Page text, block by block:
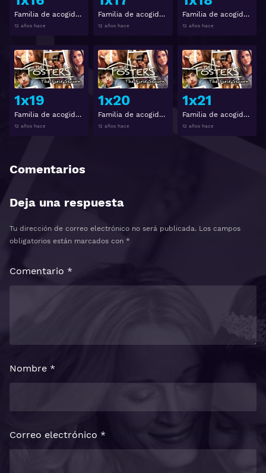
Familia de acogida Temporada 1 Capitulo 16
12 años hace
Familia de acogida Temporada 1 Capitulo 17
12 años hace
Familia de acogida Temporada 1 Capitulo 18
12 años hace
1x19
Familia de acogida Temporada 1 Capitulo 19
12 años hace
Ver
1x20
Familia de acogida Temporada 1 Capitulo 20
12 años hace
Ver
1x21
Familia de acogida Temporada 1 Capitulo 21
12 años hace
Comentarios
Deja una respuesta
Tu dirección de correo electrónico no será publicada. Los campos
obligatorios están marcados con *
Comentario *
Nombre *
Correo electrónico *